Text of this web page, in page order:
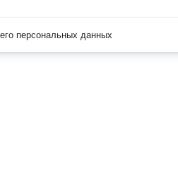
персональных данных